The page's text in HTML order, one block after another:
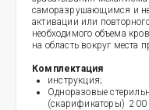
саморазрушающимся и
активации или
необходимого объема
на область вокруг места
Комплектация
инструкция;
Одноразовые
(скарификаторы) 200